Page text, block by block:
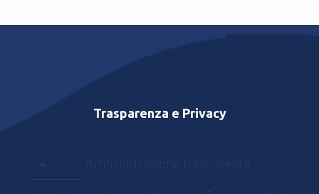
Trasparenza e Privacy
Amministrazione trasparente